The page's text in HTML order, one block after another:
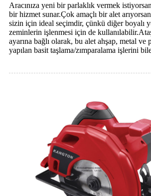
Aracınıza yeni bir parlaklık vermek
bir hizmet sunar.Çok amaçlı bir alet
sizin için ideal seçimdir, çünkü diğer boyalı
zeminlerin işlenmesi için de
ayarına bağlı olarak, bu alet ahşap, metal ve
yapılan basit taşlama/zımparalama işlerini